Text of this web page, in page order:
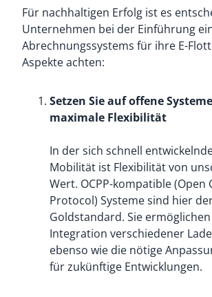
Für nachhaltigen Erfolg ist es
Unternehmen bei der Einführung
Abrechnungssystems für ihre E-
Aspekte achten:
Setzen Sie auf offene
maximale Flexibilität
In der sich schnell
Mobilität ist Flexibilität von
Wert. OCPP-kompatible (Open
Protocol) Systeme sind hier
Goldstandard. Sie
Integration verschiedener
ebenso wie die nötige
für zukünftige Entwicklungen.